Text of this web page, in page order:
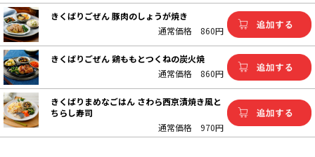
きくばりごぜん 豚肉のしょうが焼き
通常価格 860円
きくばりごぜん 鶏ももとつくねの炭火焼
通常価格 860円
きくばりまめなごはん さわら西京漬焼き風と
ちらし寿司
通常価格 970円